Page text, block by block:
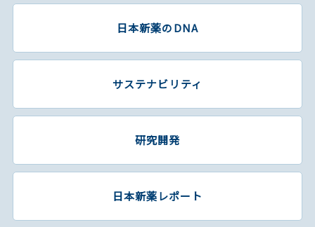
日本新薬のDNA
サステナビリティ
研究開発
日本新薬レポート